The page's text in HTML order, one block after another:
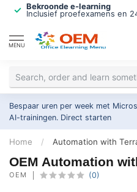
Bekroonde e-learning
Inclusief proefexamens en
MENU
Bespaar uren per week met
AI-trainingen. Direct starten
Home / Automation with
OEM Automation
OEM (0)